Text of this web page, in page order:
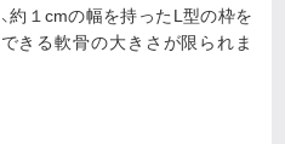
約１cmの幅を持ったL型の枠を
きる軟骨の大きさが限られま